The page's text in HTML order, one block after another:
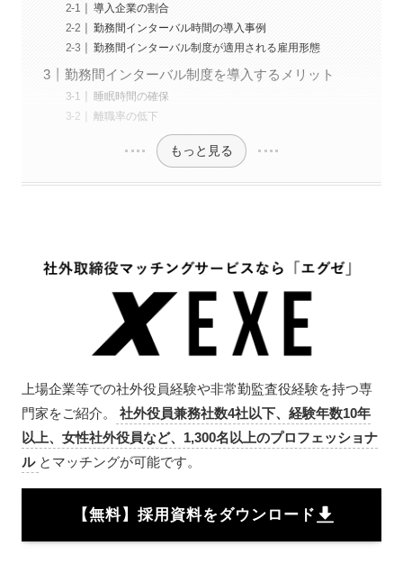
導入企業の割合
勤務間インターバル時間の導入事例
勤務間インターバル制度が適用される雇用形態
勤務間インターバル制度を導入するメリット
睡眠時間の確保
離職率の低下
もっと見る
上場企業等での社外役員経験や非常勤監査役経験を持つ専
門家をご紹介。
社外役員兼務社数4社以下、経験年数10年
以上、女性社外役員など、1,300名以上のプロフェッショナ
ル とマッチングが可能です。
【無料】採用資料をダウンロード